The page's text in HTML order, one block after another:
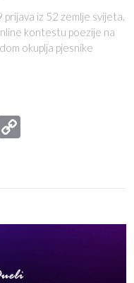
iz 52 zemlje svijeta.
kontestu poezije na
okuplja pjesnike